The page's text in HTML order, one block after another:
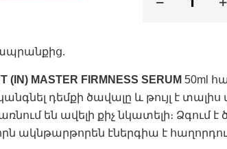
(IN) MASTER FIRMNESS SERUM 50ml
դեմքի ծավալը և թույլ է
են ավելի քիչ նկատելի։
ակնթարթորեն էներգիա է